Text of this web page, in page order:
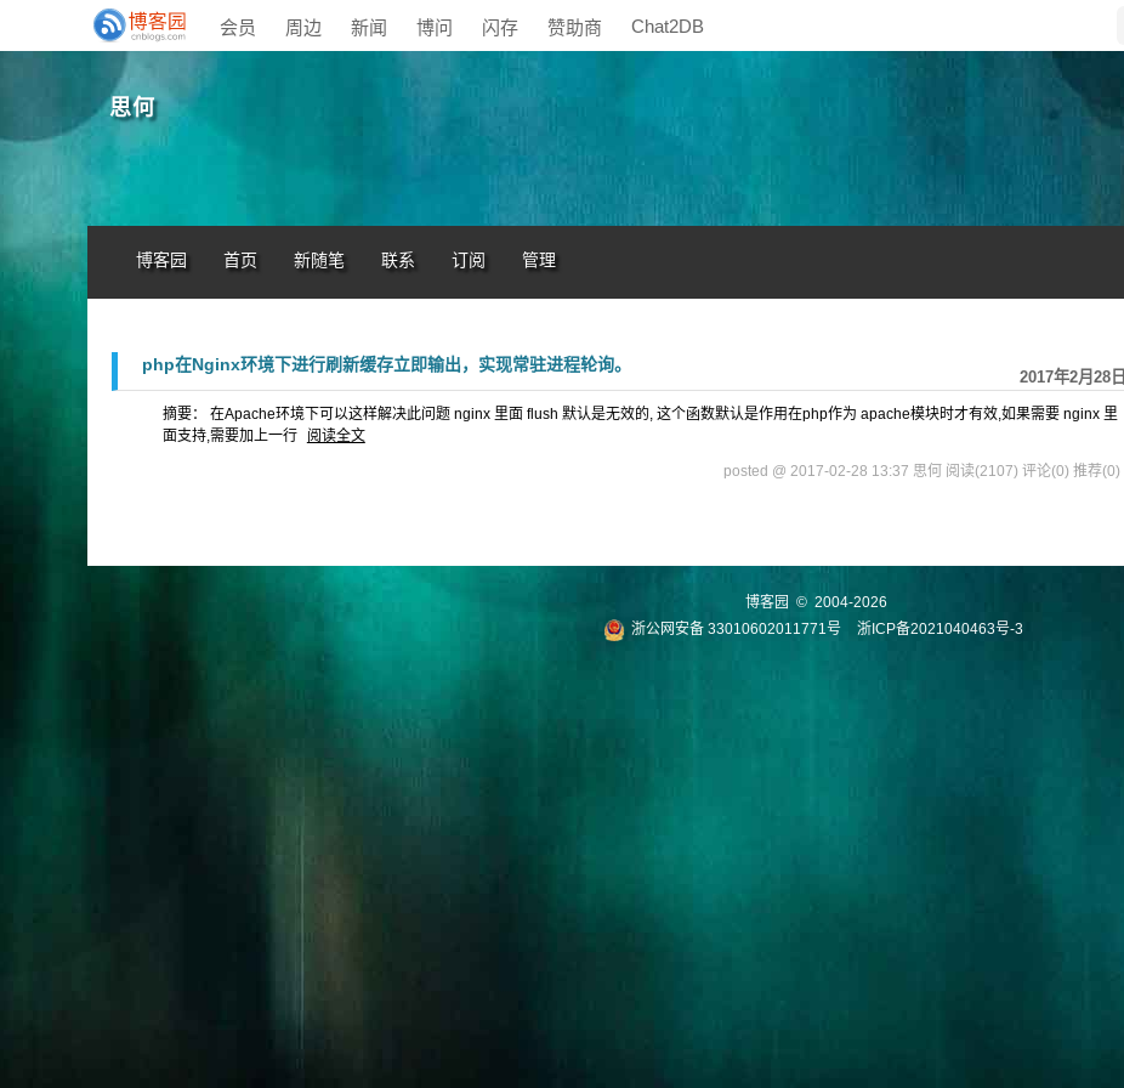
会员 周边 新闻 博问 闪存 赞助商 Chat2DB
思何
博客园 首页 新随笔 联系 订阅 管理
2017年2月28日
php在Nginx环境下进行刷新缓存立即输出，实现常驻进程轮询。
摘要： 在Apache环境下可以这样解决此问题 nginx 里面 flush 默认是无效的, 这个函数默认是作用在php作为 apache模块时才有效,如果需要 nginx 里
面支持,需要加上一行
阅读全文
posted @ 2017-02-28 13:37 思何 阅读(2107) 评论(0) 推荐(0)
博客园 © 2004-2026
浙公网安备 33010602011771号
浙ICP备2021040463号-3